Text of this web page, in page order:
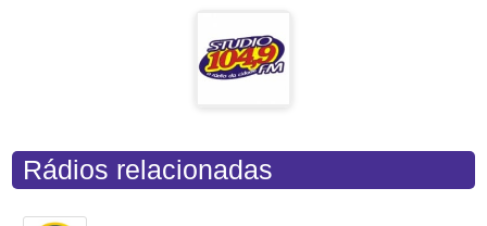
Rádios relacionadas